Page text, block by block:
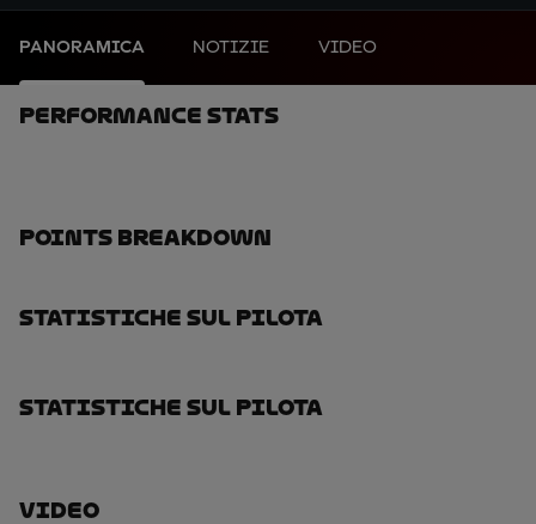
PANORAMICA NOTIZIE VIDEO
Performance Stats
Points Breakdown
Statistiche Sul Pilota
Statistiche Sul Pilota
Video